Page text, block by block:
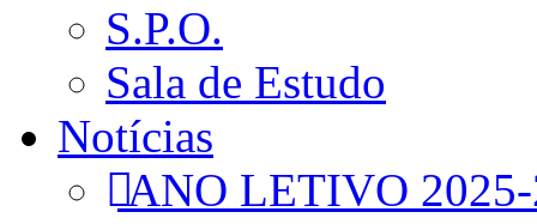
S.P.O.
Sala de Estudo
Notícias
ANO LETIVO